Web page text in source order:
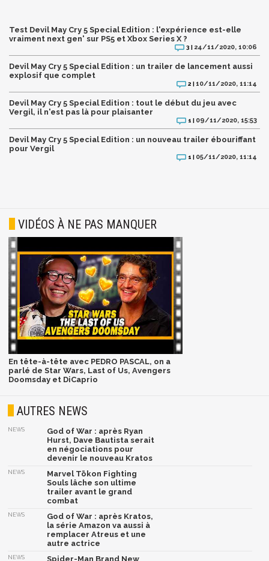
Test Devil May Cry 5 Special Edition : l'expérience est-elle
vraiment next gen' sur PS5 et Xbox Series X ?
3 | 24/11/2020, 10:06
Devil May Cry 5 Special Edition : un trailer de lancement aussi
explosif que complet
2 | 10/11/2020, 11:14
Devil May Cry 5 Special Edition : tout le début du jeu avec
Vergil, il n'est pas là pour plaisanter
1 | 09/11/2020, 15:53
Devil May Cry 5 Special Edition : un nouveau trailer ébouriffant
pour Vergil
1 | 05/11/2020, 11:14
VIDÉOS À NE PAS MANQUER
En tête-à-tête avec PEDRO PASCAL, on a
parlé de Star Wars, Last of Us, Avengers
Doomsday et DiCaprio
AUTRES NEWS
NEWS
God of War : après Ryan
Hurst, Dave Bautista serait
en négociations pour
devenir le nouveau Kratos
NEWS
Marvel Tōkon Fighting
Souls lâche son ultime
trailer avant le grand
combat
NEWS
God of War : après Kratos,
la série Amazon va aussi à
remplacer Atreus et une
autre actrice
NEWS Spider-Man Brand New